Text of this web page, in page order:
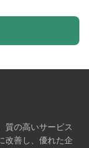
質の高いサービス
改善し、優れた企